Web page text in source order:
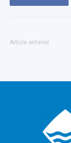
Article anterior